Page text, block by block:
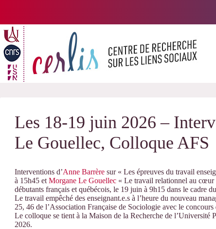
Les 18-19 juin 2026 –
Le Gouellec, Colloque AFS
Interventions d’Anne Barrère sur « Les épreuves du travail
à 15h45 et Morgane Le Gouellec « Le travail relationnel au cœur
débutants français et québécois, le 19 juin à 9h15 dans le cadre
Le travail empêché des enseignant.e.s à l’heure du nouveau
25, 46 de l’Association Française de Sociologie avec le
Le colloque se tient à la Maison de la Recherche de
2026.